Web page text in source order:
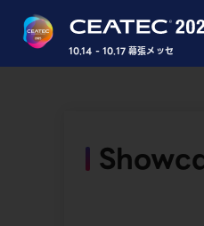
10.14 - 10.17 幕張メッセ